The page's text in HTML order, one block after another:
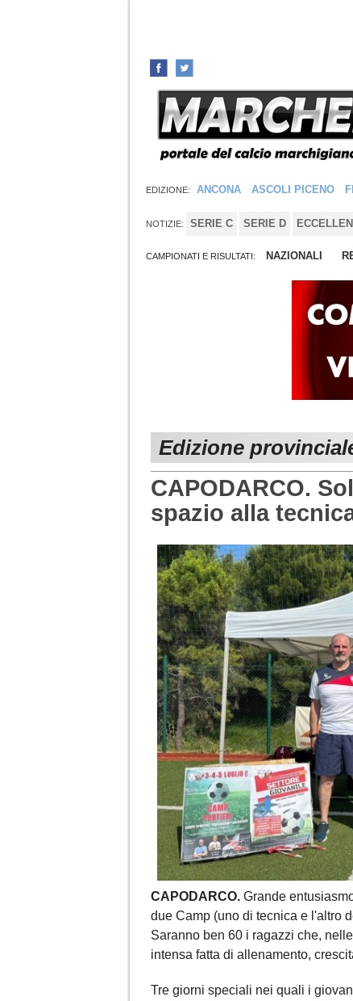
EDIZIONE: ANCONA ASCOLI PICENO
NOTIZIE: SERIE C SERIE D
CAMPIONATI E RISULTATI: NAZIONALI
Edizione
CAPODARCO.
spazio alla
CAPODARCO. Grande
due Camp (uno di tecnica e l'altro
Saranno ben 60 i ragazzi che,
intensa fatta di allenamento,
Tre giorni speciali nei quali i